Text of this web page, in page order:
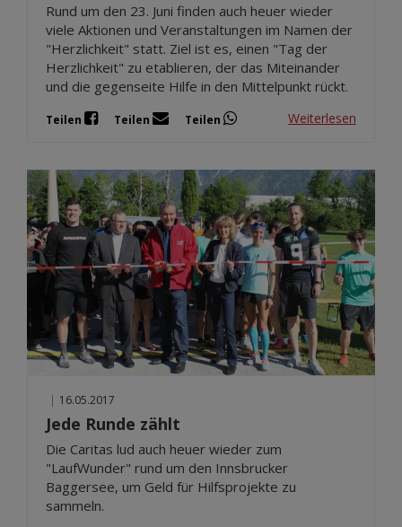
Rund um den 23. Juni finden auch heuer wieder
viele Aktionen und Veranstaltungen im Namen der
"Herzlichkeit" statt. Ziel ist es, einen "Tag der
Herzlichkeit" zu etablieren, der das Miteinander
und die gegenseite Hilfe in den Mittelpunkt rückt.
Teilen Teilen Teilen Weiterlesen
| 16.05.2017
Jede Runde zählt
Die Caritas lud auch heuer wieder zum
"LaufWunder" rund um den Innsbrucker
Baggersee, um Geld für Hilfsprojekte zu
sammeln.